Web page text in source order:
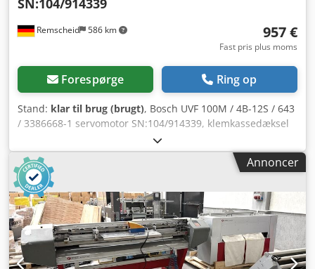
Remscheid 586 km
SN:104/914339
957 €
Fast pris plus moms
Forespørge Ring op
Stand: klar til brug (brugt), Bosch UVF 100M / 4B-12S / 643
/ 3386668-1 servomotor SN:104/914339, klemkassedæksel
mangler, og tilslutningen er let beskadiget, brugt, med
normale brugsspor, 100 % funktionel, levering som vist på
billederne. BEMÆRK: Udgifter til emballage og forsendelse
bedes forespørges separat! Credsi D Hg Ropfx Ak Tsf
Annoncer